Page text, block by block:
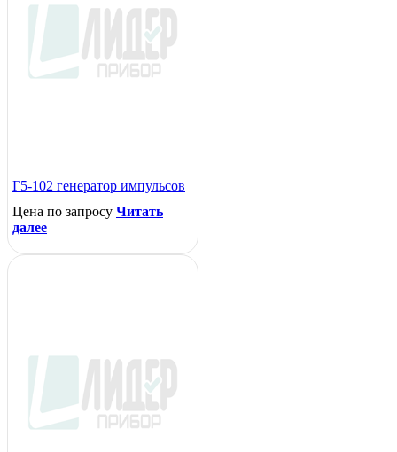
Г5-102 генератор импульсов
Цена по запросу Читать
далее